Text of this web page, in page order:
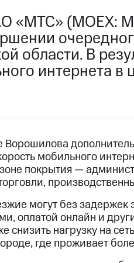
«МТС» (MOEX:
области. В
интернета в
Ворошилова
мобильного
покрытия —
могут без задержек
оплатой онлайн и
снизить нагрузку на
где проживает